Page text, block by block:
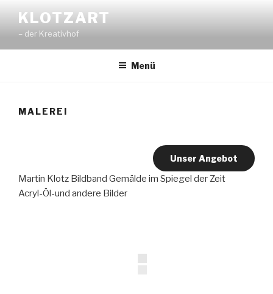
Inhalt
springen
KLOTZART
– der Kreativhof
Menü
MALEREI
Unser Angebot
Martin Klotz Bildband Gemälde im Spiegel der Zeit
Acryl-Öl-und andere Bilder